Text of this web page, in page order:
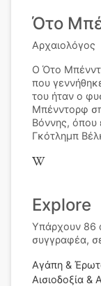
Ότο
Αρχαιολόγος
Ο Ότο
που
του ήταν ο
Μπένντορφ
Βόννης, όπου
Γκότλημπ
Explore
Υπάρχουν 86
συγγραφέα,
Αγάπη &
Αισιοδοξία &